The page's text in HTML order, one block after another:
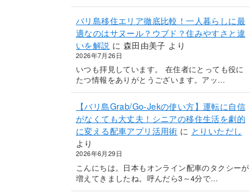
バリ島移住エリア徹底比較！一人暮らしに最
適なのはサヌール？ウブド？住みやすさと違
いを解説 に 森田由美子 より
2026年7月26日
いつも拝見しています。 在住者にとっても役に
たつ情報をありがとうございます。アッ…
【バリ島Grab/Go-Jekの使い方】運転に自信
がなくても大丈夫！シニアの移住生活を劇的
に変える配車アプリ活用術 に とりいただし
より
2026年6月29日
こんにちは。日本もオンライン配車のタクシーが
増えてきましたね。呼んだら3～4分で…